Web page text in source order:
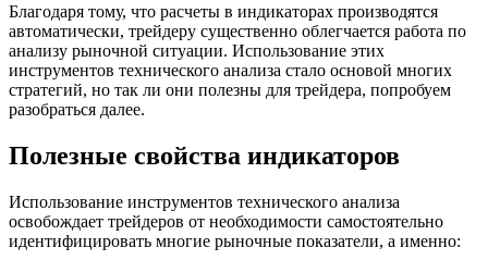
Благодаря тому, что расчеты в индикаторах производятся
автоматически, трейдеру существенно облегчается работа по
анализу рыночной ситуации. Использование этих
инструментов технического анализа стало основой многих
стратегий, но так ли они полезны для трейдера, попробуем
разобраться далее.
Полезные свойства индикаторов
Использование инструментов технического анализа
освобождает трейдеров от необходимости самостоятельно
идентифицировать многие рыночные показатели, а именно: